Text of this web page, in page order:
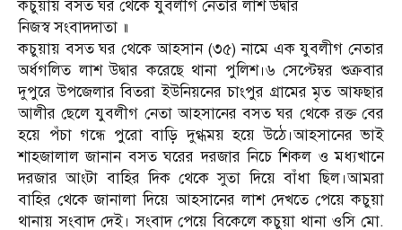
কচুয়ায় বসত ঘর থেকে যুবলীগ নেতার লাশ উদ্বার
নিজস্ব সংবাদদাতা ॥
কচুয়ায় বসত ঘর থেকে আহসান (৩৫) নামে এক যুবলীগ নেতার
অর্ধগলিত লাশ উদ্বার করেছে থানা পুলিশ।৬ সেপ্টেম্বর শুক্রবার
দুপুরে উপজেলার বিতরা ইউনিয়নের চাংপুর গ্রামের মৃত আফছার
আলীর ছেলে যুবলীগ নেতা আহসানের বসত ঘর থেকে রক্ত বের
হয়ে পঁচা গন্ধে পুরো বাড়ি দুগ্ধময় হয়ে উঠে।আহসানের ভাই
শাহজালাল জানান বসত ঘরের দরজার নিচে শিকল ও মধ্যখানে
দরজার আংটা বাহির দিক থেকে সুতা দিয়ে বাঁধা ছিল।আমরা
বাহির থেকে জানালা দিয়ে আহসানের লাশ দেখতে পেয়ে কচুয়া
থানায় সংবাদ দেই। সংবাদ পেয়ে বিকেলে কচুয়া থানা ওসি মো.